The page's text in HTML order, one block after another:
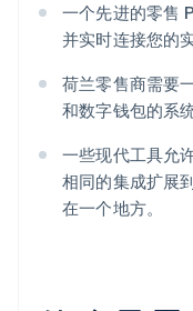
一个先进的零售
并实时连接您的
荷兰零售商需要
和数字钱包的系统
一些现代工具允
相同的集成扩展
在一个地方。